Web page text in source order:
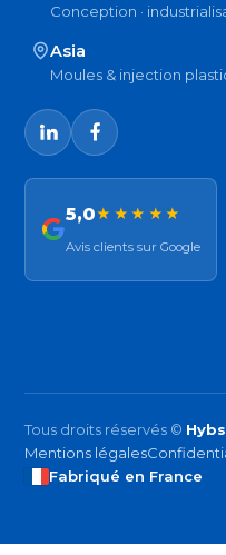
Conception ·
Asia
Moules & injection
5,0★★★★★
Avis clients sur Google
Tous droits réservés ©
Mentions légales
Fabriqué en France